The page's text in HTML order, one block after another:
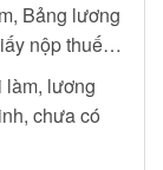
Bảng lương
nộp thuế…
làm, lương
chưa có